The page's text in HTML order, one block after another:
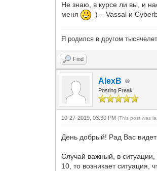
Не знаю, в курсе ли вы, и
меня
) – Vassal и
Я родился в другом
Find
AlexB
Posting Freak
10-27-2019, 03:30 PM(This post was
День добрый! Рад Вас
Случай важный, в
10, то возникает